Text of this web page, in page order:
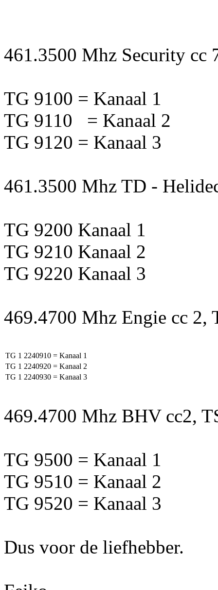
461.3500 Mhz Security cc
TG 9100 = Kanaal 1
TG 9110 = Kanaal 2
TG 9120 = Kanaal 3
461.3500 Mhz TD -
TG 9200 Kanaal 1
TG 9210 Kanaal 2
TG 9220 Kanaal 3
469.4700 Mhz Engie cc 2,
TG 1 2240910 = Kanaal 1
TG 1 2240920 = Kanaal 2
TG 1 2240930 = Kanaal 3
469.4700 Mhz BHV cc2,
TG 9500 = Kanaal 1
TG 9510 = Kanaal 2
TG 9520 = Kanaal 3
Dus voor de liefhebber.